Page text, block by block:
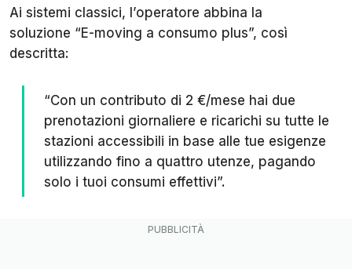
Ai sistemi classici, l’operatore abbina la
soluzione “E-moving a consumo plus”, così
descritta:
“Con un contributo di 2 €/mese hai due
prenotazioni giornaliere e ricarichi su tutte le
stazioni accessibili in base alle tue esigenze
utilizzando fino a quattro utenze, pagando
solo i tuoi consumi effettivi”.